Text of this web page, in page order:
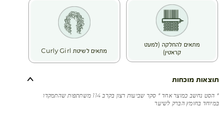
שיער מלא ברק, רך למגע ומוגן לאורך זמן.
מוצרי הסט:
- חומץ פטל לשיער מלא ברק - לשיער חסר זוהר - 400 מ"ל
- שמפו חומץ פטל להגברת ברק ושימור צבע השיער - 300 מ"ל
- מסיכת חומץ פטל להענקת ברק ושימור צבע השיער - 200 מ"ל
מתאים להחלקה (למעט
קראטין)
מתאים לשיטת Curly Girl
תוצאות מוכחות
* הסט נחשב כמוצר אחד * סקר שביעות רצון בקרב 114 משתתפות שהתמקדו
במיוחד בחומץ הברק לשיער